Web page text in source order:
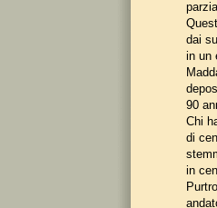
dai
in un
90
Chi
di
in